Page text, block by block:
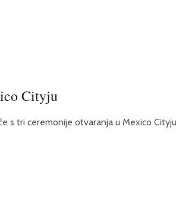
Cityju
tri ceremonije otvaranja u Mexico